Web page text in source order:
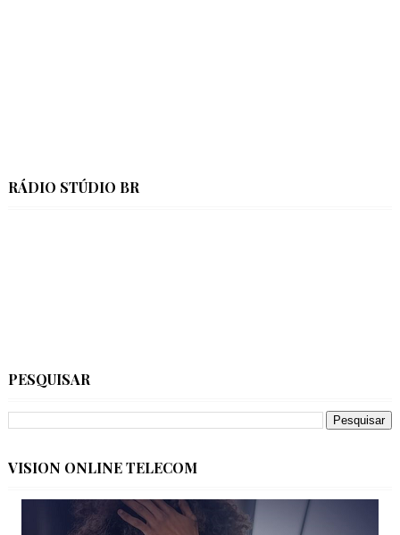
RÁDIO STÚDIO BR
PESQUISAR
VISION ONLINE TELECOM